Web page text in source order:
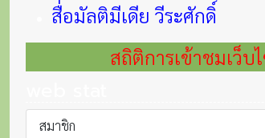
สื่อมัลติมีเดีย วีระศักดิ์
สถิติการเข้าชมเว็บ
สมาชิก